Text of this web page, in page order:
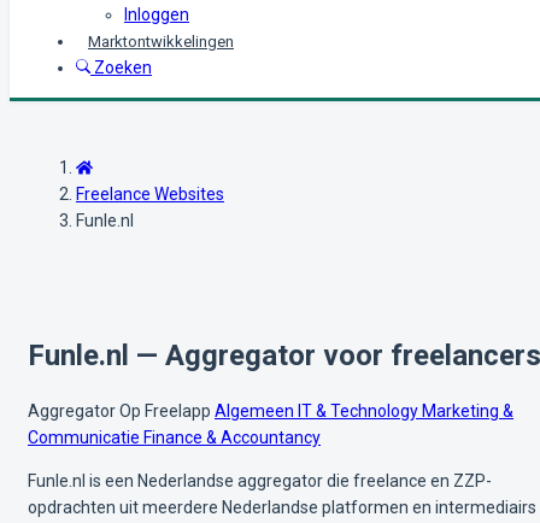
Inloggen
Marktontwikkelingen
Zoeken
Freelance Websites
Funle.nl
Funle.nl — Aggregator voor freelancers
AggregatorOp Freelapp Algemeen IT & Technology Marketing &
Communicatie Finance & Accountancy
Funle.nl is een Nederlandse aggregator die freelance en ZZP-
opdrachten uit meerdere Nederlandse platformen en intermediairs